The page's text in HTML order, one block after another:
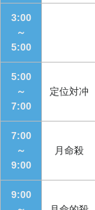
3:00
～
5:00
5:00
～
7:00
定位対冲
7:00
～
9:00
月命殺
9:00